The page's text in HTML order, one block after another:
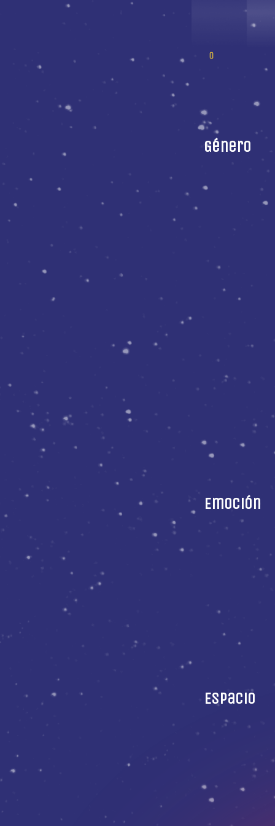
Género
Emoción
Espacio